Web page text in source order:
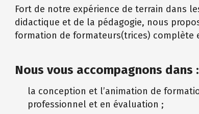
Fort de notre expérience de terrain dans
didactique et de la pédagogie, nous
formation de formateurs(trices) complète
Nous vous accompagnons dans :
la conception et l’animation de
professionnel et en évaluation ;